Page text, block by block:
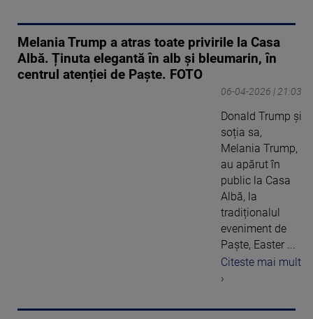
Melania Trump a atras toate privirile la Casa
Albă. Ținuta elegantă în alb și bleumarin, în
centrul atenției de Paște. FOTO
06-04-2026 | 21:03
Donald Trump și
soția sa,
Melania Trump,
au apărut în
public la Casa
Albă, la
tradiționalul
eveniment de
Paște, Easter ...
Citeste mai mult
›